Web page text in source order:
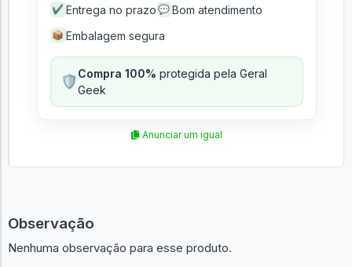
✔ Entrega no prazo 💬 Bom atendimento
📦 Embalagem segura
🛡️Compra 100% protegida pela Geral
Geek
Anunciar um igual
Observação
Nenhuma observação para esse produto.